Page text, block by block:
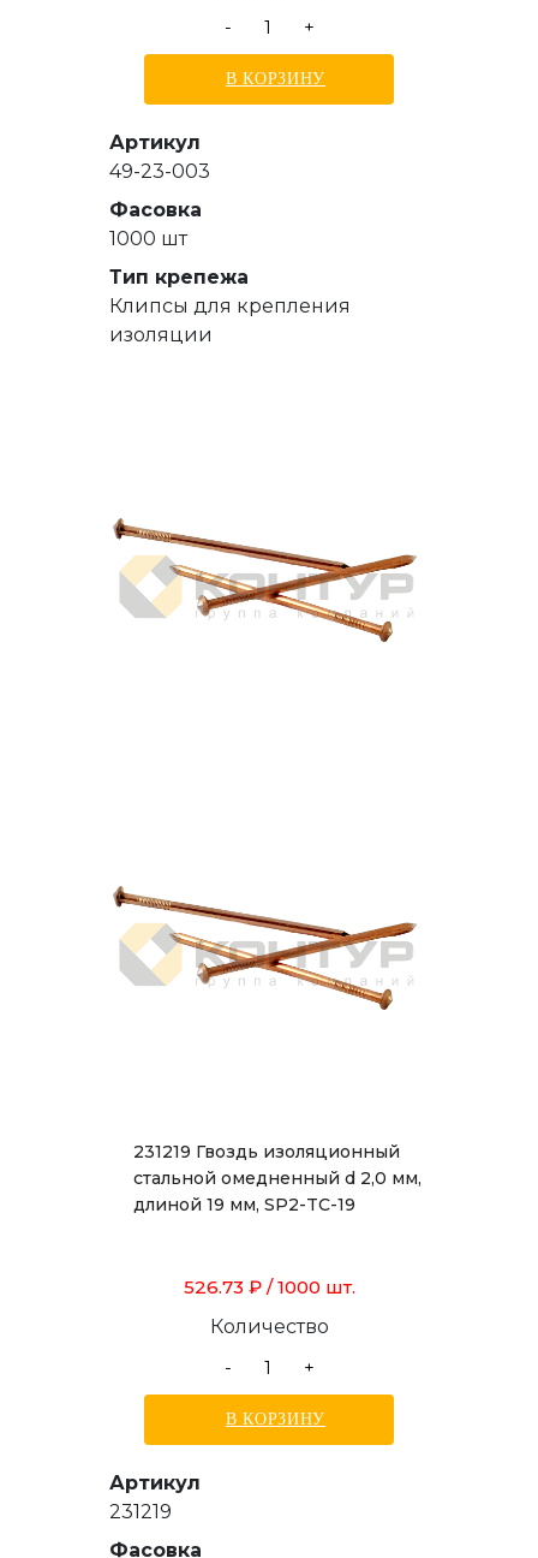
-
+
В КОРЗИНУ
Артикул
49-23-003
Фасовка
1000 шт
Тип крепежа
Клипсы для крепления
изоляции
231219 Гвоздь изоляционный
стальной омедненный d 2,0 мм,
длиной 19 мм, SP2-TC-19
526.73 ₽ / 1000 шт.
Количество
-
+
В КОРЗИНУ
Артикул
231219
Фасовка